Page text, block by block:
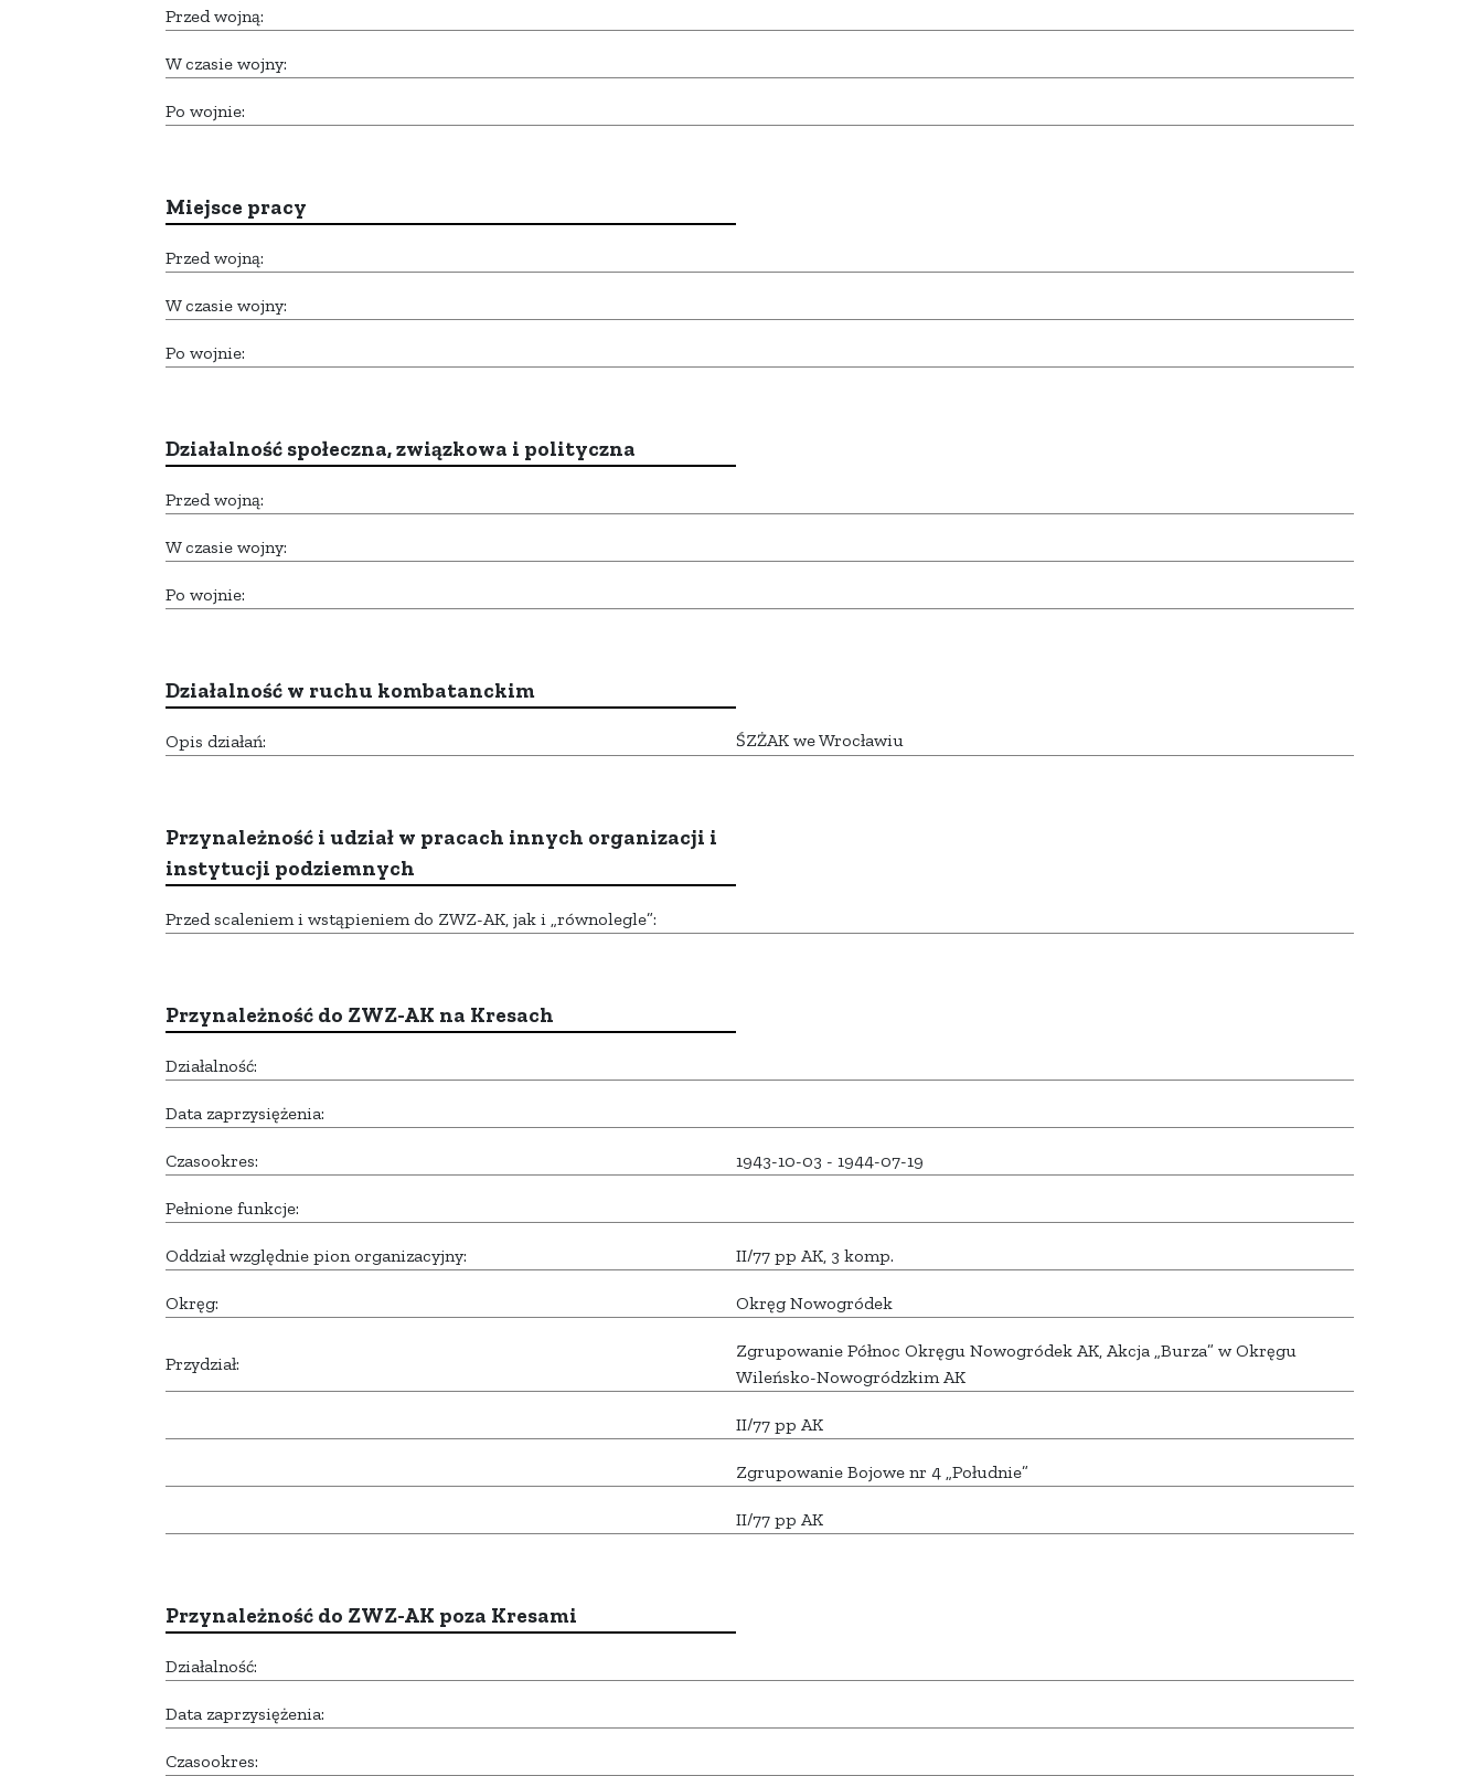
Przed wojną:
W czasie wojny:
Po wojnie:
Miejsce pracy
Przed wojną:
W czasie wojny:
Po wojnie:
Działalność społeczna, związkowa i polityczna
Przed wojną:
W czasie wojny:
Po wojnie:
Działalność w ruchu kombatanckim
Opis działań: ŚZŻAK we Wrocławiu
Przynależność i udział w pracach innych organizacji i
instytucji podziemnych
Przed scaleniem i wstąpieniem do ZWZ-AK, jak i „równolegle”:
Przynależność do ZWZ-AK na Kresach
Działalność:
Data zaprzysiężenia:
Czasookres: 1943-10-03 - 1944-07-19
Pełnione funkcje:
Oddział względnie pion organizacyjny: II/77 pp AK, 3 komp.
Okręg: Okręg Nowogródek
Przydział:
Zgrupowanie Północ Okręgu Nowogródek AK, Akcja „Burza” w Okręgu
Wileńsko-Nowogródzkim AK
II/77 pp AK
Zgrupowanie Bojowe nr 4 „Południe”
II/77 pp AK
Przynależność do ZWZ-AK poza Kresami
Działalność:
Data zaprzysiężenia:
Czasookres: